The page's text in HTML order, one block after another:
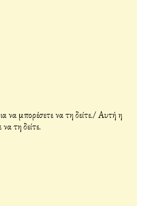
να μπορέσετε να τη δείτε./Αυτή η
τη δείτε.